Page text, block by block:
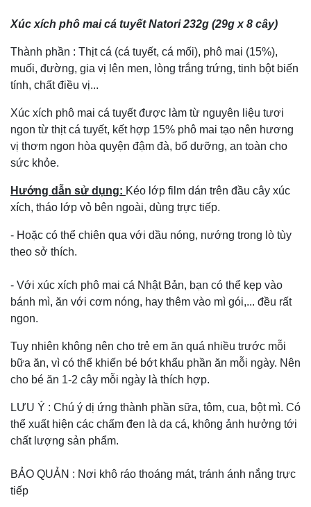
Xúc xích phô mai cá tuyết Natori 232g (29g x 8 cây)
Thành phần : Thịt cá (cá tuyết, cá mối), phô mai (15%),
muối, đường, gia vị lên men, lòng trắng trứng, tinh bột biến
tính, chất điều vị...
Xúc xích phô mai cá tuyết được làm từ nguyên liệu tươi
ngon từ thịt cá tuyết, kết hợp 15% phô mai tạo nên hương
vị thơm ngon hòa quyện đậm đà, bổ dưỡng, an toàn cho
sức khỏe.
Hướng dẫn sử dụng: Kéo lớp film dán trên đầu cây xúc
xích, tháo lớp vỏ bên ngoài, dùng trực tiếp.
- Hoặc có thể chiên qua với dầu nóng, nướng trong lò tùy
theo sở thích.
- Với xúc xích phô mai cá Nhật Bản, bạn có thể kẹp vào
bánh mì, ăn với cơm nóng, hay thêm vào mì gói,... đều rất
ngon.
Tuy nhiên không nên cho trẻ em ăn quá nhiều trước mỗi
bữa ăn, vì có thể khiến bé bớt khẩu phần ăn mỗi ngày. Nên
cho bé ăn 1-2 cây mỗi ngày là thích hợp.
LƯU Ý : Chú ý dị ứng thành phần sữa, tôm, cua, bột mì. Có
thể xuất hiện các chấm đen là da cá, không ảnh hưởng tới
chất lượng sản phẩm.
BẢO QUẢN : Nơi khô ráo thoáng mát, tránh ánh nắng trực
tiếp